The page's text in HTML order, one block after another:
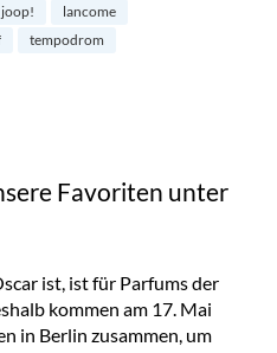
joop!
lancome
tempodrom
Favoriten unter
ist, ist für Parfums der
kommen am 17. Mai
in Berlin zusammen, um